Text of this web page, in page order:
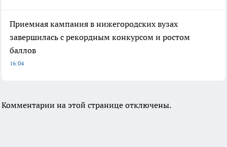
Приемная кампания в нижегородских вузах
завершилась с рекордным конкурсом и ростом
баллов
16:04
Комментарии на этой странице отключены.